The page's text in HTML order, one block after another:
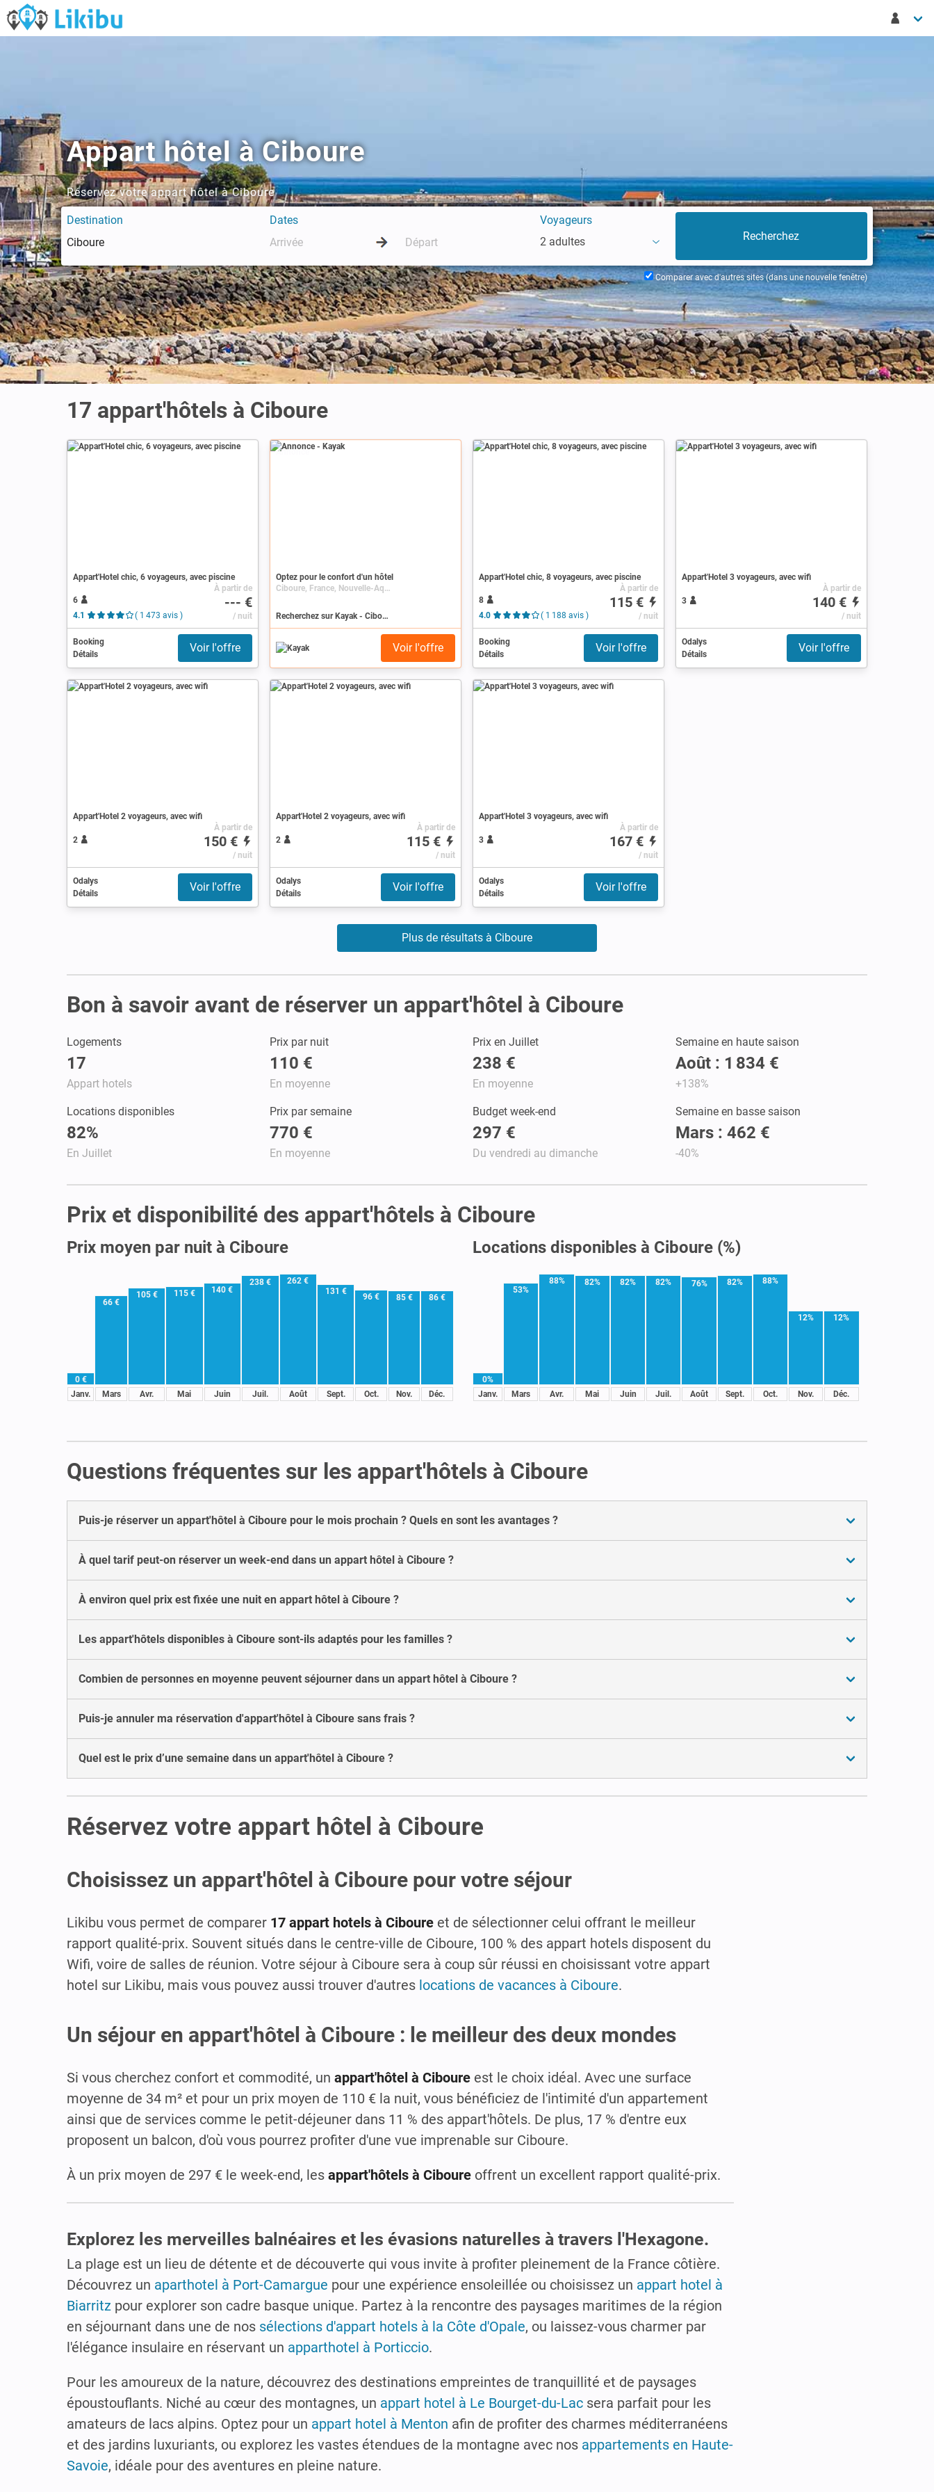
Appart hôtel à Ciboure
Réservez votre appart hôtel à Ciboure
Destination Dates
Voyageurs
2 adultes
Comparer avec d'autres sites (dans une nouvelle fenêtre)
17 appart'hôtels à Ciboure
Appart'Hotel chic, 6 voyageurs, avec piscine
6
4.1
( 1 473 avis )
À partir de
--- €
/ nuit
Booking
Détails
Voir l'offre
Annonce
Optez pour le confort d'un hôtel
Ciboure, France, Nouvelle-Aquitaine, Aquitaine, Pyrénées-Atlantiques
Recherchez sur Kayak - Ciboure
Voir l'offre
Appart'Hotel chic, 8 voyageurs, avec piscine
8
4.0
( 1 188 avis )
À partir de
115 €
/ nuit
Booking
Détails
Voir l'offre
Appart'Hotel 3 voyageurs, avec wifi
3
À partir de
140 €
/ nuit
Odalys
Détails
Voir l'offre
Appart'Hotel 2 voyageurs, avec wifi
2
À partir de
150 €
/ nuit
Odalys
Détails
Voir l'offre
Appart'Hotel 2 voyageurs, avec wifi
2
À partir de
115 €
/ nuit
Odalys
Détails
Voir l'offre
Appart'Hotel 3 voyageurs, avec wifi
3
À partir de
167 €
/ nuit
Odalys
Détails
Voir l'offre
Plus de résultats à Ciboure
Bon à savoir avant de réserver un appart'hôtel à Ciboure
Logements
17
Appart hotels
Prix par nuit
110 €
En moyenne
Prix en Juillet
238 €
En moyenne
Semaine en haute saison
Août : 1 834 €
+138%
Locations disponibles
82%
En Juillet
Prix par semaine
770 €
En moyenne
Budget week-end
297 €
Du vendredi au dimanche
Semaine en basse saison
Mars : 462 €
-40%
Prix et disponibilité des appart'hôtels à Ciboure
Prix moyen par nuit à Ciboure
0 €
Janv.
66 €
Mars
105 €
Avr.
115 €
Mai
140 €
Juin
238 €
Juil.
262 €
Août
131 €
Sept.
96 €
Oct.
85 €
Nov.
86 €
Déc.
Locations disponibles à Ciboure (%)
0%
Janv.
53%
Mars
88%
Avr.
82%
Mai
82%
Juin
82%
Juil.
76%
Août
82%
Sept.
88%
Oct.
12%
Nov.
12%
Déc.
Questions fréquentes sur les appart'hôtels à Ciboure
Puis-je réserver un appart'hôtel à Ciboure pour le mois prochain ? Quels en sont les avantages ?
À quel tarif peut-on réserver un week-end dans un appart hôtel à Ciboure ?
À environ quel prix est fixée une nuit en appart hôtel à Ciboure ?
Les appart'hôtels disponibles à Ciboure sont-ils adaptés pour les familles ?
Combien de personnes en moyenne peuvent séjourner dans un appart hôtel à Ciboure ?
Puis-je annuler ma réservation d'appart'hôtel à Ciboure sans frais ?
Quel est le prix d’une semaine dans un appart'hôtel à Ciboure ?
Réservez votre appart hôtel à Ciboure
Choisissez un appart'hôtel à Ciboure pour votre séjour
Likibu vous permet de comparer 17 appart hotels à Ciboure et de sélectionner celui offrant le meilleur
rapport qualité-prix. Souvent situés dans le centre-ville de Ciboure, 100 % des appart hotels disposent du
Wifi, voire de salles de réunion. Votre séjour à Ciboure sera à coup sûr réussi en choisissant votre appart
hotel sur Likibu, mais vous pouvez aussi trouver d'autres locations de vacances à Ciboure.
Un séjour en appart'hôtel à Ciboure : le meilleur des deux mondes
Si vous cherchez confort et commodité, un appart'hôtel à Ciboure est le choix idéal. Avec une surface
moyenne de 34 m² et pour un prix moyen de 110 € la nuit, vous bénéficiez de l'intimité d'un appartement
ainsi que de services comme le petit-déjeuner dans 11 % des appart'hôtels. De plus, 17 % d'entre eux
proposent un balcon, d'où vous pourrez profiter d'une vue imprenable sur Ciboure.
À un prix moyen de 297 € le week-end, les appart'hôtels à Ciboure offrent un excellent rapport qualité-prix.
Explorez les merveilles balnéaires et les évasions naturelles à travers l'Hexagone.
La plage est un lieu de détente et de découverte qui vous invite à profiter pleinement de la France côtière.
Découvrez un aparthotel à Port-Camargue pour une expérience ensoleillée ou choisissez un appart hotel à
Biarritz pour explorer son cadre basque unique. Partez à la rencontre des paysages maritimes de la région
en séjournant dans une de nos sélections d'appart hotels à la Côte d'Opale, ou laissez-vous charmer par
l'élégance insulaire en réservant un apparthotel à Porticcio.
Pour les amoureux de la nature, découvrez des destinations empreintes de tranquillité et de paysages
époustouflants. Niché au cœur des montagnes, un appart hotel à Le Bourget-du-Lac sera parfait pour les
amateurs de lacs alpins. Optez pour un appart hotel à Menton afin de profiter des charmes méditerranéens
et des jardins luxuriants, ou explorez les vastes étendues de la montagne avec nos appartements en Haute-
Savoie, idéale pour des aventures en pleine nature.